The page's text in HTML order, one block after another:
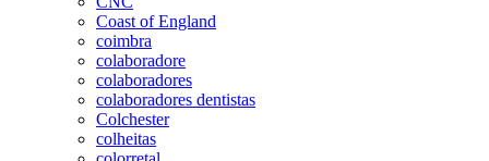
Coast of England
coimbra
colaboradore
colaboradores
colaboradores dentistas
Colchester
colheitas